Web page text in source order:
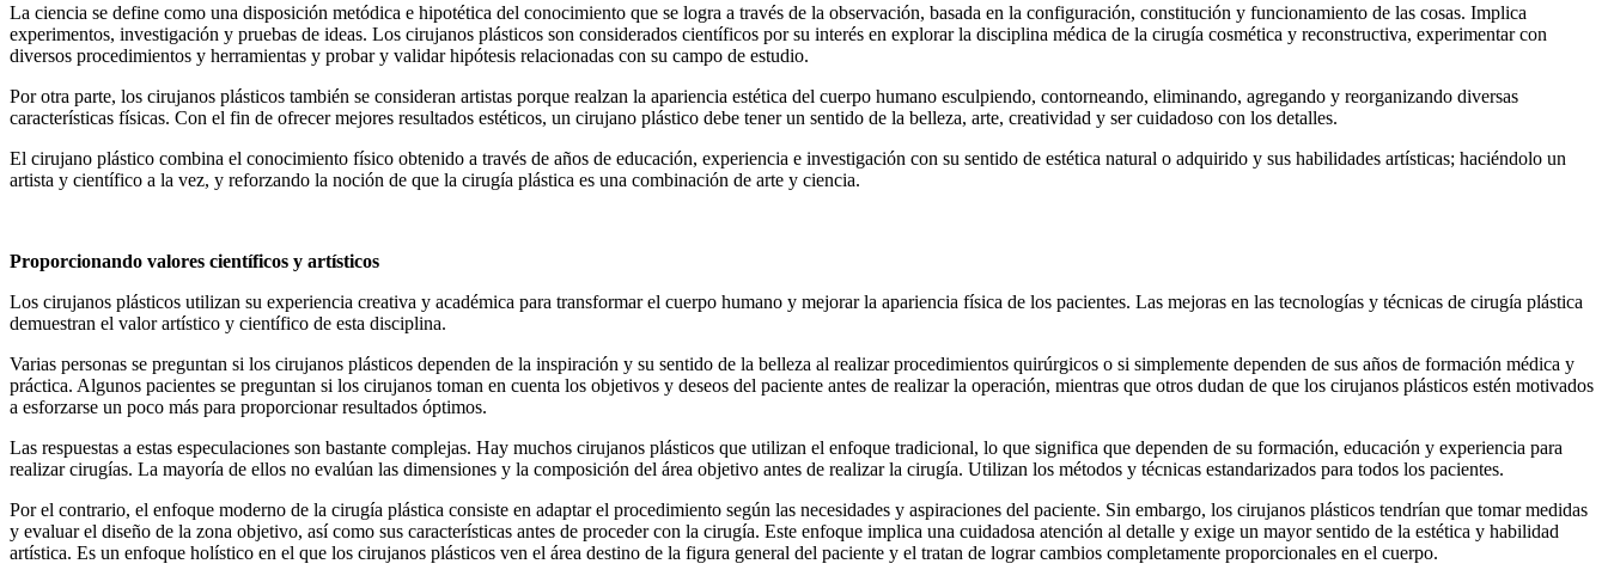
La ciencia se define como una disposición metódica e hipotética del conocimiento que se logra a través de la observación, basada en la configuración, constitución y funcionamiento de las cosas. Implica
experimentos, investigación y pruebas de ideas. Los cirujanos plásticos son considerados científicos por su interés en explorar la disciplina médica de la cirugía cosmética y reconstructiva, experimentar con
diversos procedimientos y herramientas y probar y validar hipótesis relacionadas con su campo de estudio.
Por otra parte, los cirujanos plásticos también se consideran artistas porque realzan la apariencia estética del cuerpo humano esculpiendo, contorneando, eliminando, agregando y reorganizando diversas
características físicas. Con el fin de ofrecer mejores resultados estéticos, un cirujano plástico debe tener un sentido de la belleza, arte, creatividad y ser cuidadoso con los detalles.
El cirujano plástico combina el conocimiento físico obtenido a través de años de educación, experiencia e investigación con su sentido de estética natural o adquirido y sus habilidades artísticas; haciéndolo un
artista y científico a la vez, y reforzando la noción de que la cirugía plástica es una combinación de arte y ciencia.
Proporcionando valores científicos y artísticos
Los cirujanos plásticos utilizan su experiencia creativa y académica para transformar el cuerpo humano y mejorar la apariencia física de los pacientes. Las mejoras en las tecnologías y técnicas de cirugía plástica
demuestran el valor artístico y científico de esta disciplina.
Varias personas se preguntan si los cirujanos plásticos dependen de la inspiración y su sentido de la belleza al realizar procedimientos quirúrgicos o si simplemente dependen de sus años de formación médica y
práctica. Algunos pacientes se preguntan si los cirujanos toman en cuenta los objetivos y deseos del paciente antes de realizar la operación, mientras que otros dudan de que los cirujanos plásticos estén motivados
a esforzarse un poco más para proporcionar resultados óptimos.
Las respuestas a estas especulaciones son bastante complejas. Hay muchos cirujanos plásticos que utilizan el enfoque tradicional, lo que significa que dependen de su formación, educación y experiencia para
realizar cirugías. La mayoría de ellos no evalúan las dimensiones y la composición del área objetivo antes de realizar la cirugía. Utilizan los métodos y técnicas estandarizados para todos los pacientes.
Por el contrario, el enfoque moderno de la cirugía plástica consiste en adaptar el procedimiento según las necesidades y aspiraciones del paciente. Sin embargo, los cirujanos plásticos tendrían que tomar medidas
y evaluar el diseño de la zona objetivo, así como sus características antes de proceder con la cirugía. Este enfoque implica una cuidadosa atención al detalle y exige un mayor sentido de la estética y habilidad
artística. Es un enfoque holístico en el que los cirujanos plásticos ven el área destino de la figura general del paciente y el tratan de lograr cambios completamente proporcionales en el cuerpo.